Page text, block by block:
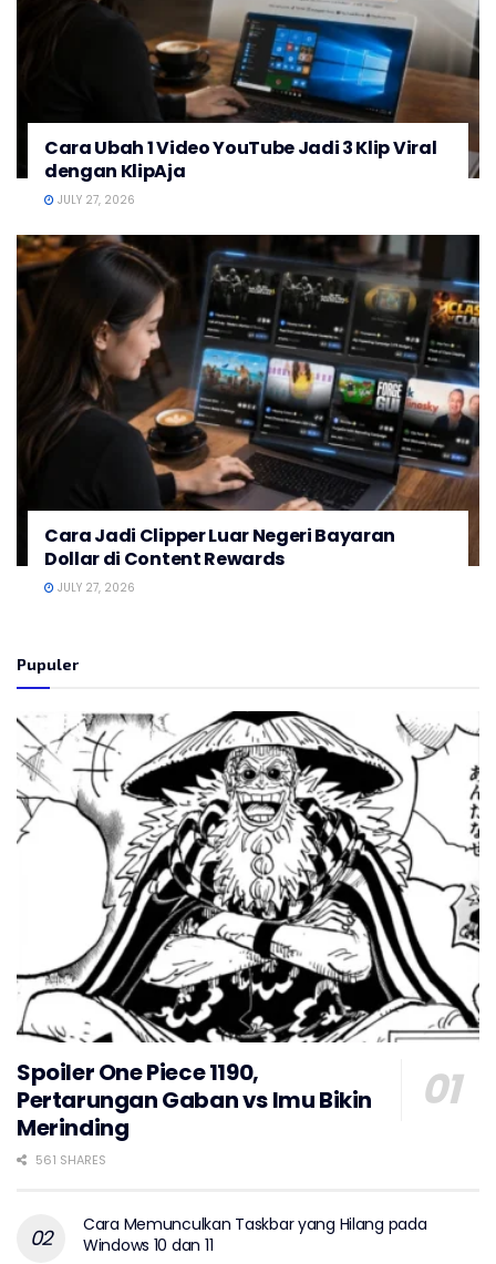
Cara Ubah 1 Video YouTube Jadi 3 Klip Viral
dengan KlipAja
JULY 27, 2026
Cara Jadi Clipper Luar Negeri Bayaran
Dollar di Content Rewards
JULY 27, 2026
Pupuler
Spoiler One Piece 1190,
Pertarungan Gaban vs Imu Bikin
Merinding
561 SHARES
Cara Memunculkan Taskbar yang Hilang pada
Windows 10 dan 11